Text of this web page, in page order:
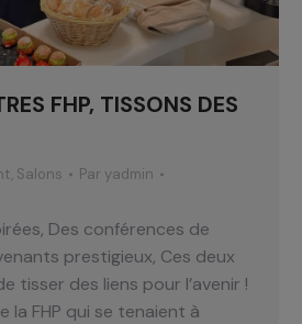
FHP, TISSONS DES
, Salons Par yadmin
Des conférences de
prestigieux, Ces deux
tisser des liens pour l’avenir !
la FHP qui se tenaient à